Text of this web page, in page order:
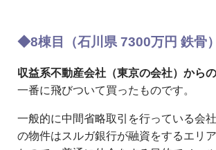
◆8棟目（石川県 7300万円 鉄骨）
収益系不動産会社（東京の会社）から
一番に飛びついて買ったものです。
一般的に中間省略取引を行っている会
の物件はスルガ銀行が融資をするエリ